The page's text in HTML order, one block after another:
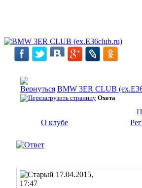
BMW 3ER CLUB
Охота
О клубе
17.04.2015,
17:47